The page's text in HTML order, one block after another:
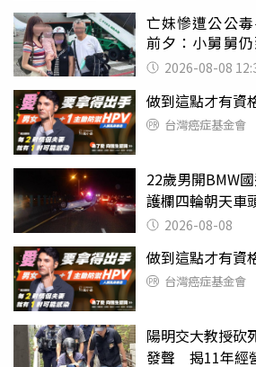
亡妹慘遭公公
前夕：小舅舅
2026-08-08
做到這點才有資
台灣癌症基金會
22歲男開BMW
護欄四輪朝天車
2026-08-08
做到這點才有資
台灣癌症基金會
陽明交大教授砍
發聲 揭11年經